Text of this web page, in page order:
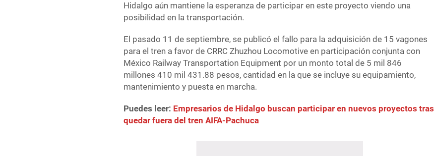
Hidalgo aún mantiene la esperanza de participar en este proyecto viendo una
posibilidad en la transportación.
El pasado 11 de septiembre, se publicó el fallo para la adquisición de 15 vagones
para el tren a favor de CRRC Zhuzhou Locomotive en participación conjunta con
México Railway Transportation Equipment por un monto total de 5 mil 846
millones 410 mil 431.88 pesos, cantidad en la que se incluye su equipamiento,
mantenimiento y puesta en marcha.
Puedes leer: Empresarios de Hidalgo buscan participar en nuevos proyectos tras
quedar fuera del tren AIFA-Pachuca